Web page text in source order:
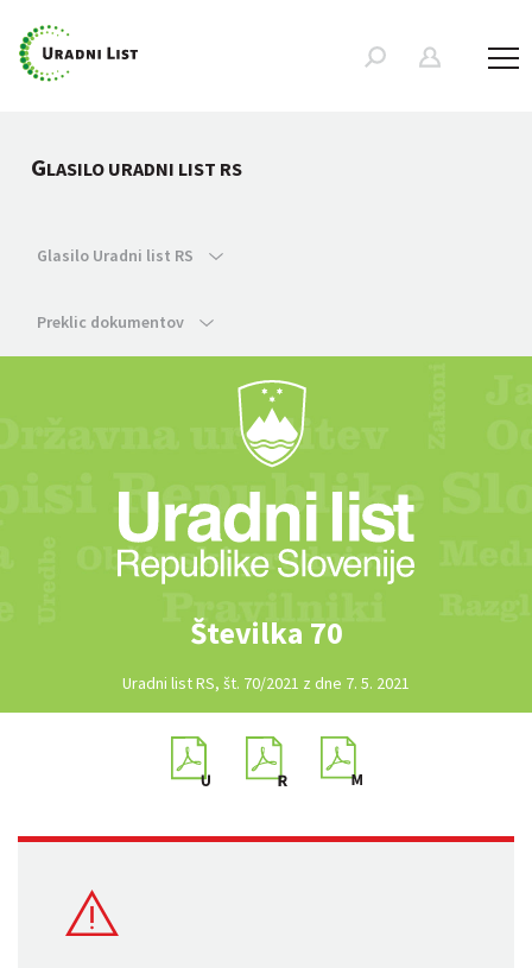
GLASILO URADNI LIST RS
Glasilo Uradni list RS
Preklic dokumentov
Številka 70
Uradni list RS, št. 70/2021 z dne 7. 5. 2021